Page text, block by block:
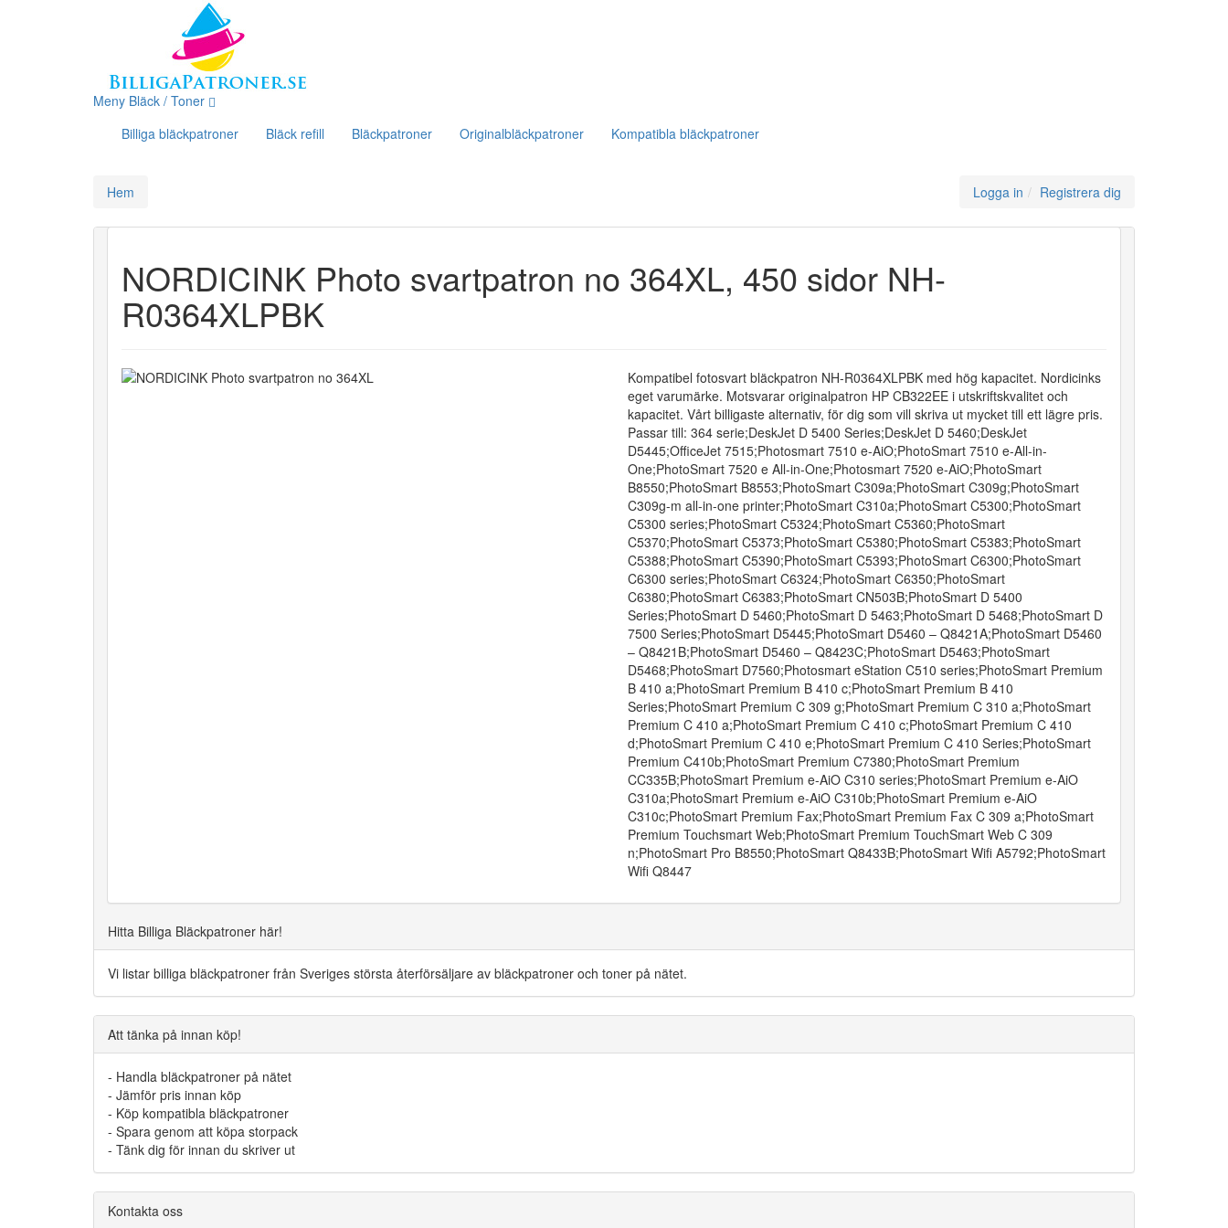
Meny Bläck / Toner
Billiga bläckpatroner
Bläck refill Bläckpatroner Originalbläckpatroner Kompatibla bläckpatroner
Hem Logga in Registrera dig
NORDICINK Photo svartpatron no 364XL, 450 sidor NH-
R0364XLPBK
Kompatibel fotosvart bläckpatron NH-R0364XLPBK med hög kapacitet. Nordicinks
eget varumärke. Motsvarar originalpatron HP CB322EE i utskriftskvalitet och
kapacitet. Vårt billigaste alternativ, för dig som vill skriva ut mycket till ett lägre pris.
Passar till: 364 serie;DeskJet D 5400 Series;DeskJet D 5460;DeskJet
D5445;OfficeJet 7515;Photosmart 7510 e-AiO;PhotoSmart 7510 e-All-in-
One;PhotoSmart 7520 e All-in-One;Photosmart 7520 e-AiO;PhotoSmart
B8550;PhotoSmart B8553;PhotoSmart C309a;PhotoSmart C309g;PhotoSmart
C309g-m all-in-one printer;PhotoSmart C310a;PhotoSmart C5300;PhotoSmart
C5300 series;PhotoSmart C5324;PhotoSmart C5360;PhotoSmart
C5370;PhotoSmart C5373;PhotoSmart C5380;PhotoSmart C5383;PhotoSmart
C5388;PhotoSmart C5390;PhotoSmart C5393;PhotoSmart C6300;PhotoSmart
C6300 series;PhotoSmart C6324;PhotoSmart C6350;PhotoSmart
C6380;PhotoSmart C6383;PhotoSmart CN503B;PhotoSmart D 5400
Series;PhotoSmart D 5460;PhotoSmart D 5463;PhotoSmart D 5468;PhotoSmart D
7500 Series;PhotoSmart D5445;PhotoSmart D5460 – Q8421A;PhotoSmart D5460
– Q8421B;PhotoSmart D5460 – Q8423C;PhotoSmart D5463;PhotoSmart
D5468;PhotoSmart D7560;Photosmart eStation C510 series;PhotoSmart Premium
B 410 a;PhotoSmart Premium B 410 c;PhotoSmart Premium B 410
Series;PhotoSmart Premium C 309 g;PhotoSmart Premium C 310 a;PhotoSmart
Premium C 410 a;PhotoSmart Premium C 410 c;PhotoSmart Premium C 410
d;PhotoSmart Premium C 410 e;PhotoSmart Premium C 410 Series;PhotoSmart
Premium C410b;PhotoSmart Premium C7380;PhotoSmart Premium
CC335B;PhotoSmart Premium e-AiO C310 series;PhotoSmart Premium e-AiO
C310a;PhotoSmart Premium e-AiO C310b;PhotoSmart Premium e-AiO
C310c;PhotoSmart Premium Fax;PhotoSmart Premium Fax C 309 a;PhotoSmart
Premium Touchsmart Web;PhotoSmart Premium TouchSmart Web C 309
n;PhotoSmart Pro B8550;PhotoSmart Q8433B;PhotoSmart Wifi A5792;PhotoSmart
Wifi Q8447
Hitta Billiga Bläckpatroner här!
Vi listar billiga bläckpatroner från Sveriges största återförsäljare av bläckpatroner och toner på nätet.
Att tänka på innan köp!
- Handla bläckpatroner på nätet
- Jämför pris innan köp
- Köp kompatibla bläckpatroner
- Spara genom att köpa storpack
- Tänk dig för innan du skriver ut
Kontakta oss